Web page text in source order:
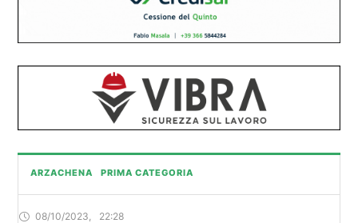
ARZACHENA PRIMA CATEGORIA
08/10/2023 22:28